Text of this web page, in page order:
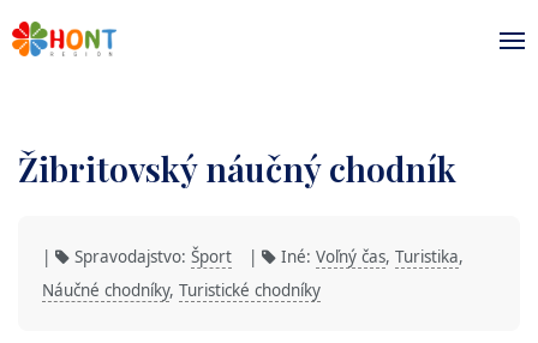
Žibritovský náučný chodník
| Spravodajstvo: Šport | Iné: Voľný čas, Turistika,
Náučné chodníky, Turistické chodníky